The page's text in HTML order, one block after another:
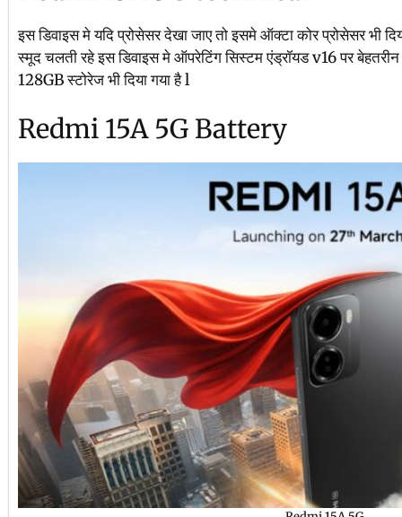
इस डिवाइस मे यदि प्रोसेसर देखा जाए तो इसमे ऑक्टा कोर प्रोसेसर भी
स्मूद चलती रहे इस डिवाइस मे ऑपरेटिंग सिस्टम एंड्रॉयड v16 पर
128GB स्टोरेज भी दिया गया है l
Redmi 15A 5G Battery